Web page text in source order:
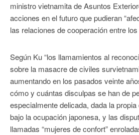
ministro vietnamita de Asuntos
acciones en el futuro que pudieran
las relaciones de cooperación entre
Según Ku “los llamamientos al
sobre la masacre de civiles
aumentando en los pasados veinte
cómo y cuántas disculpas se han de
especialmente delicada, dada la
bajo la ocupación japonesa, y las
llamadas “mujeres de confort”